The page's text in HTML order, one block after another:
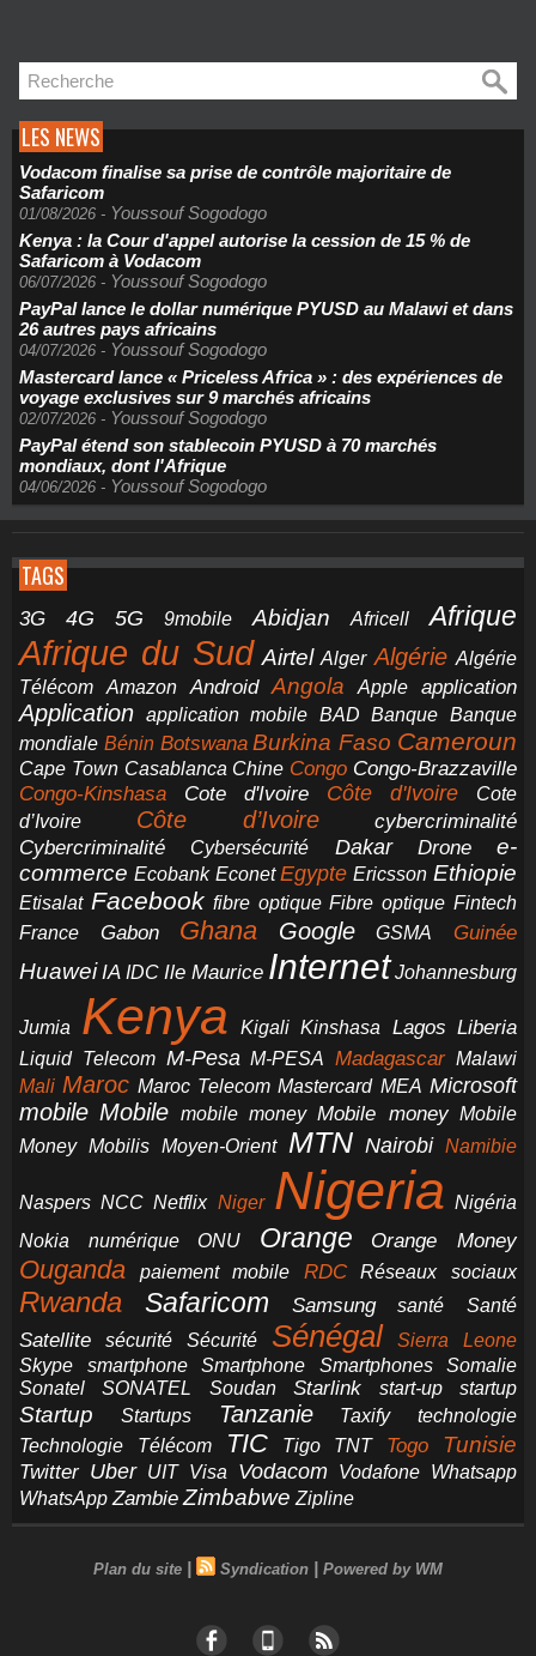
LES NEWS
Vodacom finalise sa prise de contrôle majoritaire de
Safaricom
01/08/2026 - Youssouf Sogodogo
Kenya : la Cour d'appel autorise la cession de 15 % de
Safaricom à Vodacom
06/07/2026 - Youssouf Sogodogo
PayPal lance le dollar numérique PYUSD au Malawi et dans
26 autres pays africains
04/07/2026 - Youssouf Sogodogo
Mastercard lance « Priceless Africa » : des expériences de
voyage exclusives sur 9 marchés africains
02/07/2026 - Youssouf Sogodogo
PayPal étend son stablecoin PYUSD à 70 marchés
mondiaux, dont l'Afrique
04/06/2026 - Youssouf Sogodogo
TAGS
3G 4G 5G 9mobile Abidjan Africell Afrique
Afrique du Sud Airtel Alger Algérie Algérie
Télécom
Amazon Android Angola Apple application
Application application mobile BAD Banque Banque
mondiale Bénin Botswana Burkina Faso Cameroun
Cape Town Casablanca Chine Congo Congo-Brazzaville
Congo-Kinshasa Cote d'Ivoire Côte d'Ivoire
Cote
d’Ivoire
Côte d’Ivoire
cybercriminalité
Cybercriminalité
Cybersécurité Dakar Drone
e-
commerce Ecobank Econet Egypte Ericsson Ethiopie
Etisalat Facebook fibre optique Fibre optique Fintech
France
Gabon Ghana Google GSMA Guinée
Huawei IA IDC Ile Maurice Internet Johannesburg
Jumia Kenya Kigali Kinshasa Lagos Liberia
Liquid Telecom M-Pesa M-PESA Madagascar Malawi
Mali Maroc Maroc Telecom Mastercard MEA Microsoft
mobile Mobile mobile money Mobile money Mobile
Money Mobilis Moyen-Orient MTN Nairobi Namibie
Naspers NCC Netflix Niger Nigeria Nigéria
Nokia
numérique ONU Orange Orange Money
Ouganda paiement mobile RDC Réseaux sociaux
Rwanda Safaricom Samsung santé Santé
Satellite sécurité Sécurité Sénégal
Sierra Leone
Skype
smartphone Smartphone Smartphones
Somalie
Sonatel
SONATEL Soudan Starlink start-up startup
Startup Startups Tanzanie Taxify
technologie
Technologie
Télécom TIC Tigo TNT Togo Tunisie
Twitter Uber UIT Visa Vodacom Vodafone Whatsapp
WhatsApp Zambie Zimbabwe Zipline
Plan du site | Syndication | Powered by WM